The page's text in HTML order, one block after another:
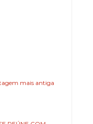
mais antiga